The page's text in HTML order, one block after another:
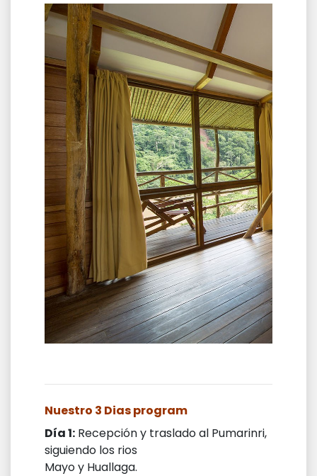
Nuestro 3 Dias program
Día 1: Recepción y traslado al Pumarinri,
siguiendo los rios
Mayo y Huallaga.